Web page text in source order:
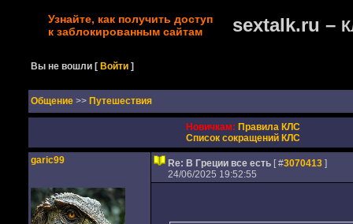
Узнайте, как получить доступ
к заблокированным сайтам
sextalk.ru –
Вы не вошли [Войти ]
Oбщение >> Путешествия
Новичкам: Правила КЛС
Список сокращений КЛС
garic99
Re: В Греции все есть [ #3070413]
24/06/2025 19:52:55